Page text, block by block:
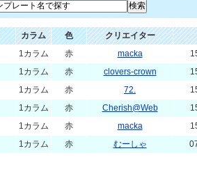
カラム 色
クリエイター
1カラム 赤 macka
1カラム 赤 clovers-crown
1カラム 赤 72.
1カラム 赤 Cherish@Web
1カラム 赤 macka
1カラム 赤 むーしゃ